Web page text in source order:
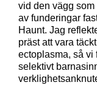
vid den vägg
av funderingar
Haunt. Jag
präst att vara
ectoplasma, så vi
selektivt